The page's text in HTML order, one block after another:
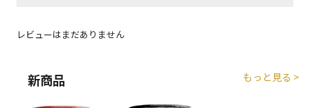
レビューはまだありません
新商品 もっと見る >